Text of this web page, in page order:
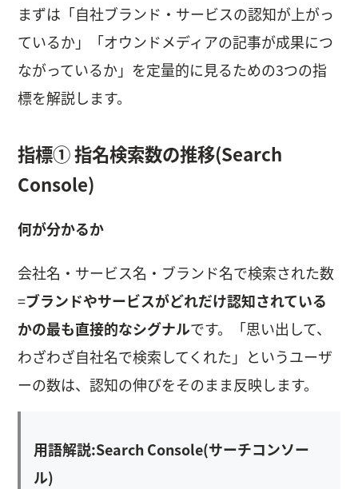
まずは「自社ブランド・サービスの認知が上がっ
ているか」「オウンドメディアの記事が成果につ
ながっているか」を定量的に見るための3つの指
標を解説します。
指標① 指名検索数の推移(Search
Console)
何が分かるか
会社名・サービス名・ブランド名で検索された数
=ブランドやサービスがどれだけ認知されている
かの最も直接的なシグナルです。「思い出して、
わざわざ自社名で検索してくれた」というユーザ
ーの数は、認知の伸びをそのまま反映します。
用語解説:Search Console(サーチコンソー
ル)